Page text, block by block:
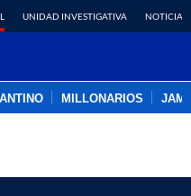
UNIDAD INVESTIGATIVA NOTICIAS
MILLONARIOS